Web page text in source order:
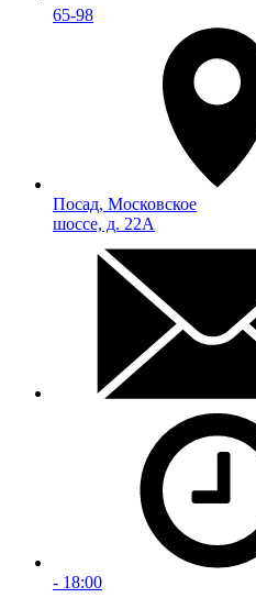
65-98
Посад, Московское
шоссе, д. 22А
- 18:00